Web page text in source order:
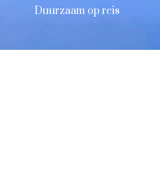
Duurzaam op reis